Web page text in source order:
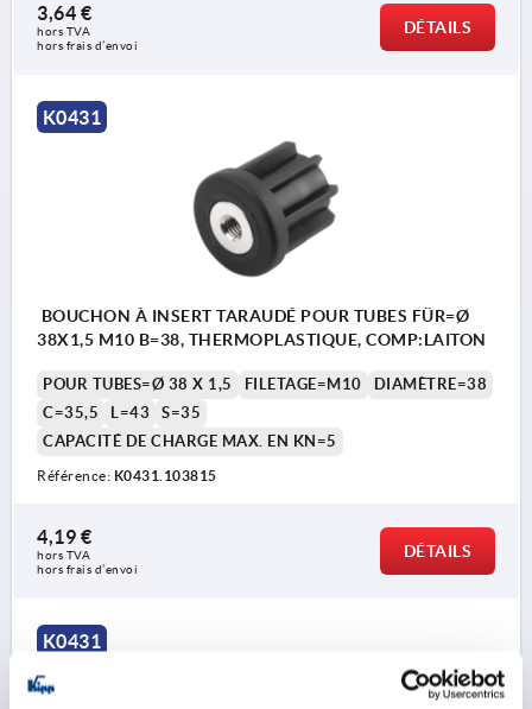
3,64 €
hors TVA
hors frais d’envoi
DÉTAILS
K0431
BOUCHON À INSERT TARAUDÉ POUR TUBES FÜR=Ø
38X1,5 M10 B=38, THERMOPLASTIQUE, COMP:LAITON
POUR TUBES=Ø 38 X 1,5 FILETAGE=M10
DIAMÈTRE=38
C=35,5
L=43
S=35
CAPACITÉ DE CHARGE MAX. EN KN=5
Référence: K0431.103815
4,19 €
hors TVA
hors frais d’envoi
DÉTAILS
K0431